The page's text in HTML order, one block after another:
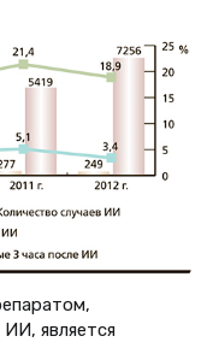
является